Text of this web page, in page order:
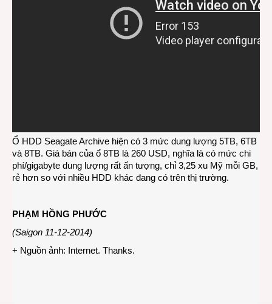
Ổ HDD Seagate Archive hiện có 3 mức dung lượng 5TB, 6TB
và 8TB. Giá bán của ổ 8TB là 260 USD, nghĩa là có mức chi
phí/gigabyte dung lượng rất ấn tượng, chỉ 3,25 xu Mỹ mỗi GB,
rẻ hơn so với nhiều HDD khác đang có trên thị trường.
PHẠM HỒNG PHƯỚC
(Saigon 11-12-2014)
+ Nguồn ảnh: Internet. Thanks.